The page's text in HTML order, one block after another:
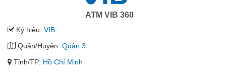
ATM VIB 360
Ký hiệu: VIB
Quận/Huyện: Quận 3
Tỉnh/TP: Hồ Chí Minh